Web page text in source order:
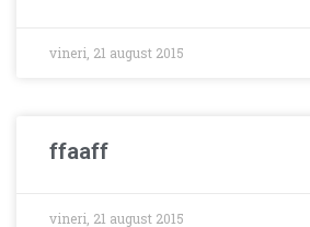
vineri, 21 august 2015
ffaaff
vineri, 21 august 2015